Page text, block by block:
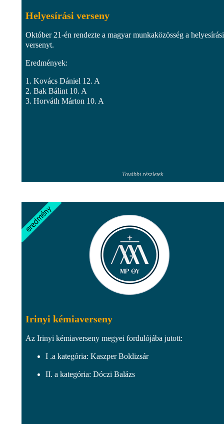
Helyesírási verseny
Október 21-én rendezte a magyar munkaközösség a helyesírási
versenyt.
Eredmények:
1. Kovács Dániel 12. A
2. Bak Bálint 10. A
3. Horváth Márton 10. A
További részletek
Irinyi kémiaverseny
Az Irinyi kémiaverseny megyei fordulójába jutott:
I .a kategória: Kaszper Boldizsár
II. a kategória: Dóczi Balázs